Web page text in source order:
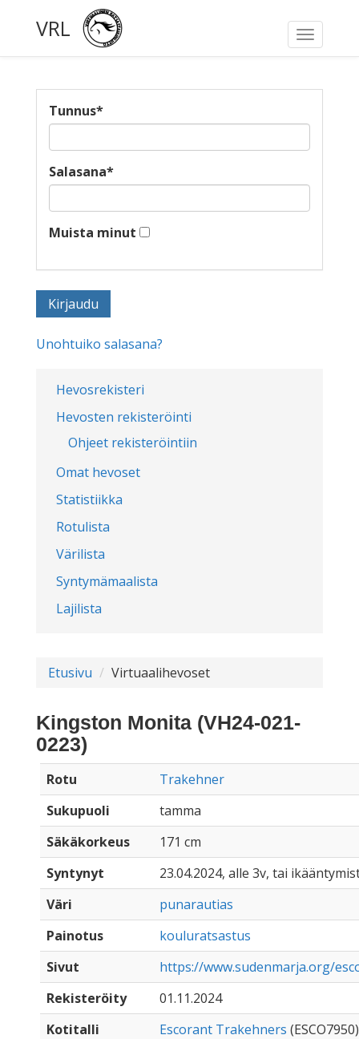
Toggle
VRL
Hevosrekisteri
Hevosten rekisteröinti
Ohjeet rekisteröintiin
Omat hevoset
Statistiikka
Rotulista
Värilista
Syntymämaalista
Lajilista
Tunnus*
Salasana*
Muista minut
Unohtuiko salasana?
Etusivu Virtuaalihevoset
Kingston Monita (VH24-021-
0223)
Rotu
Trakehner
Sukupuoli
tamma
Säkäkorkeus
171 cm
Syntynyt
23.04.2024, alle 3v, tai
Väri
punarautias
Painotus
kouluratsastus
Sivut
https://www.sudenmarja.org/
Rekisteröity
01.11.2024
Kotitalli
Escorant Trakehners (ESCO7950)